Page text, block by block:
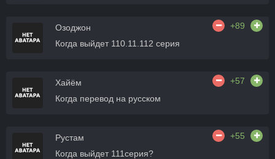
Озоджон
+89
Когда выйдет 110.11.112 серия
Хайём
+57
Когда перевод на русском
Рустам
+55
Когда выйдет 111серия?